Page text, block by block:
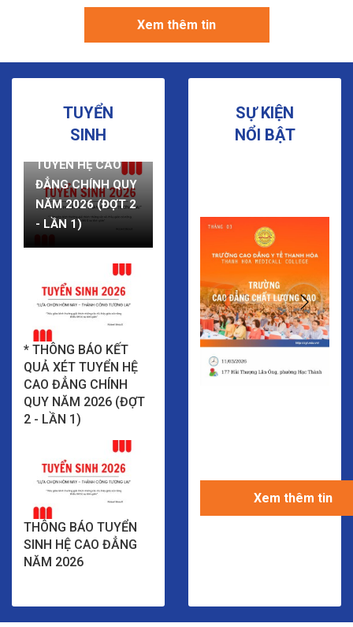
Xem thêm tin
TUYỂN
SINH
* TRA CỨU GIẤY
BÁO TRÚNG
TUYỂN HỆ CAO
ĐẲNG CHÍNH QUY
NĂM 2026 (ĐỢT 2
- LẦN 1)
* THÔNG BÁO KẾT
QUẢ XÉT TUYỂN HỆ
CAO ĐẲNG CHÍNH
QUY NĂM 2026 (ĐỢT
2 - LẦN 1)
THÔNG BÁO TUYỂN
SINH HỆ CAO ĐẲNG
NĂM 2026
SỰ KIỆN
NỔI BẬT
Xem thêm tin